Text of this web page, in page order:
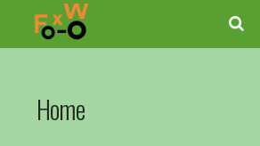
Home